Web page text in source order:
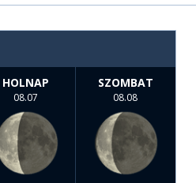
HOLNAP
08.07
SZOMBAT
08.08